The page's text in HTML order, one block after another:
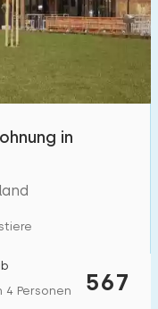
10
7
in
567
4 Personen